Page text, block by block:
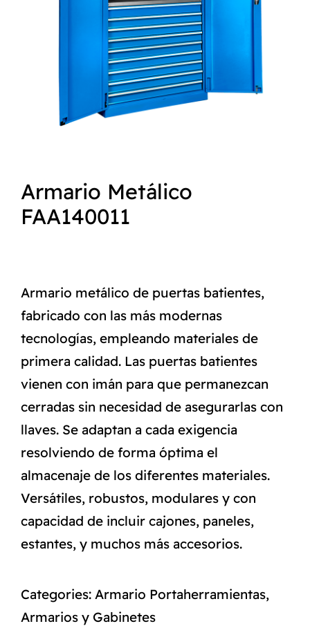
Armario Metálico
FAA140011
Armario metálico de puertas batientes,
fabricado con las más modernas
tecnologías, empleando materiales de
primera calidad. Las puertas batientes
vienen con imán para que permanezcan
cerradas sin necesidad de asegurarlas con
llaves. Se adaptan a cada exigencia
resolviendo de forma óptima el
almacenaje de los diferentes materiales.
Versátiles, robustos, modulares y con
capacidad de incluir cajones, paneles,
estantes, y muchos más accesorios.
Categories: Armario Portaherramientas,
Armarios y Gabinetes